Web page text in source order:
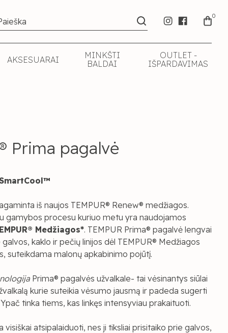
0
AKSESUARAI
MINKŠTI
BALDAI
OUTLET -
IŠPARDAVIMAS
Prima pagalvė
™
iš naujos TEMPUR® Renew® medžiagos.
gamybos procesu kuriuo metu yra naudojamos
Medžiagos*. TEMPUR Prima® pagalvė lengvai
kaklo ir pečių linijos dėl TEMPUR® Medžiagos
suteikdama malonų apkabinimo pojūtį.
Prima® pagalvės užvalkale- tai vėsinantys siūlai
kurie suteikia vėsumo jausmą ir padeda sugerti
tinka tiems, kas linkęs intensyviau prakaituoti.
visiškai atsipalaiduoti, nes ji tiksliai prisitaiko prie galvos,